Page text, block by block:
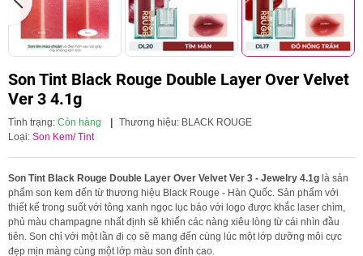
Son Tint Black Rouge Double Layer Over Velvet
Ver 3 4.1g
Tình trạng: Còn hàng | Thương hiệu: BLACK ROUGE
Loại: Son Kem/ Tint
Son Tint Black Rouge Double Layer Over Velvet Ver 3 - Jewelry 4.1g là sản
phẩm son kem đến từ thương hiệu Black Rouge - Hàn Quốc. Sản phẩm với
thiết kế trong suốt với tông xanh ngọc lục bảo với logo được khắc laser chìm,
phủ màu champagne nhất định sẽ khiến các nàng xiêu lòng từ cái nhìn đầu
tiên. Son chỉ với một lần đi cọ sẽ mang đến cùng lúc một lớp dưỡng môi cực
đẹp mịn màng cùng một lớp màu son đỉnh cao.